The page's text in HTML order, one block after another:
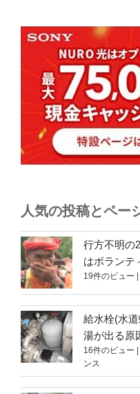
人気の投稿とペー
行方不明の
はボランテ
19件のビュー
給水栓(水
湯が出る原
16件のビュー
ンス